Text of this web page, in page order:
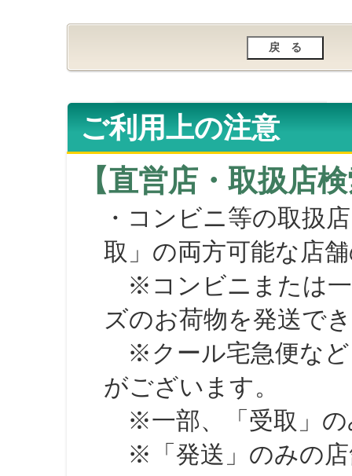
ご利用上の注意
【直営店・取扱店
・コンビニ等の取扱
取」の両方可能な店
※コンビニまたは一
ズのお荷物を発送で
※クール宅急便など
がございます。
※一部、「受取」の
※「発送」のみの店